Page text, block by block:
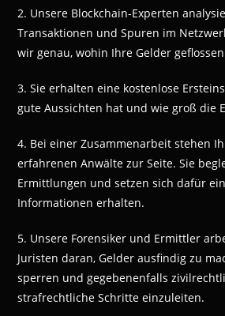
2. Unsere Blockchain-Experten
Transaktionen und Spuren im
wir genau, wohin Ihre Gelder
3. Sie erhalten eine kostenlose
gute Aussichten hat und wie groß die
4. Bei einer Zusammenarbeit stehen
erfahrenen Anwälte zur Seite. Sie
Ermittlungen und setzen sich dafür
Informationen erhalten.
5. Unsere Forensiker und Ermittler
Juristen daran, Gelder ausfindig zu
sperren und gegebenenfalls
strafrechtliche Schritte einzuleiten.